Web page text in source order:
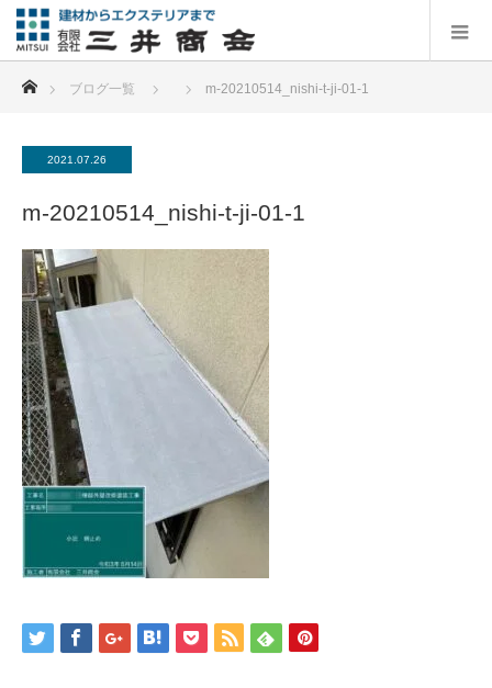
ブログ一覧 m-20210514_nishi-t-ji-01-1
2021.07.26
m-20210514_nishi-t-ji-01-1